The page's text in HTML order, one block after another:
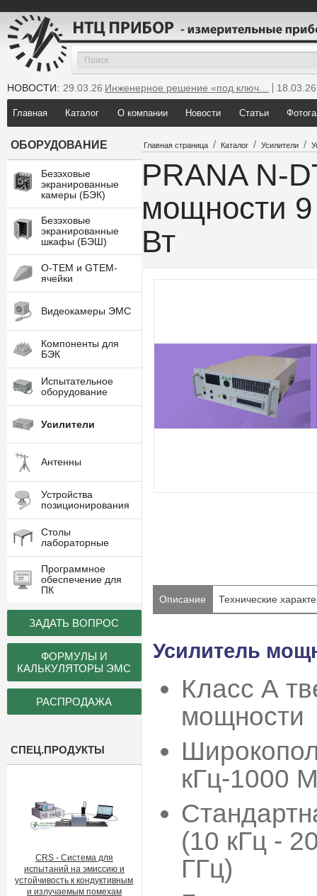
НОВОСТИ: 29.03.26 Инженерное решение «под ключ…
18.03.26
25.12.25Мы инсталлировали новую GTEM…
Главная Каталог О компании Новости Статьи
ОБОРУДОВАНИЕ
Безэховые
экранированные
камеры (БЭК)
Безэховые
экранированные
шкафы (БЭШ)
O-TEM и GTEM-
ячейки
Видеокамеры ЭМС
Компоненты для
БЭК
Испытательное
оборудование
Усилители
Антенны
Устройства
позиционирования
Столы
лабораторные
Программное
обеспечение для
ПК
ЗАДАТЬ ВОПРОС
ФОРМУЛЫ И
КАЛЬКУЛЯТОРЫ ЭМС
РАСПРОДАЖА
СПЕЦ.ПРОДУКТЫ
CRS - Система для
испытаний на эмиссию и
устойчивость к кондуктивным
и излучаемым помехам
Главная страница / Каталог / Усилители /
PRANA N-
мощности
Вт
Описание Технические
Усилитель
Класс А
мощности
кГц-1000
(10 кГц -
ГГц)